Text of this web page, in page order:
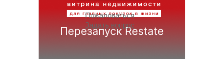
Пожаловаться
Задать вопрос